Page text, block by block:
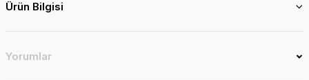
Ürün Bilgisi
Yorumlar